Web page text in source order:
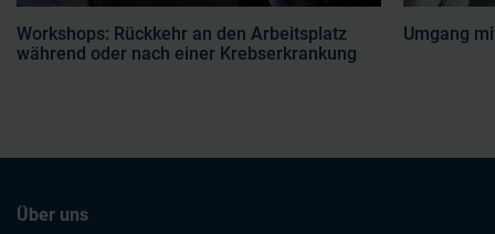
Workshops: Rückkehr an den Arbeitsplatz
während oder nach einer Krebserkrankung
Umgang
Über uns